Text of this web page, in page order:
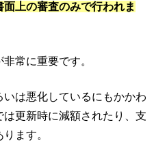
上の審査のみで行われま
常に重要です。
は悪化しているにもかかわ
更新時に減額されたり、支
ます。